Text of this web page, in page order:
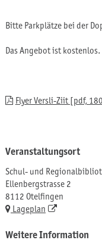
Bitte Parkplätze bei der
Das Angebot ist
Flyer Versli-Ziit [pdf,
Veranstaltungsort
Schul- und
Ellenbergstrasse 2
8112 Otelfingen
Lageplan
Weitere Information